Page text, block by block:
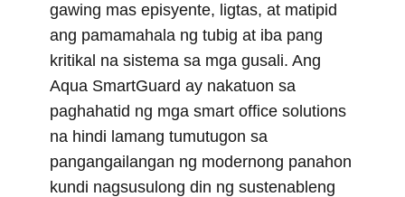
gawing mas episyente, ligtas, at matipid
ang pamamahala ng tubig at iba pang
kritikal na sistema sa mga gusali. Ang
Aqua SmartGuard ay nakatuon sa
paghahatid ng mga smart office solutions
na hindi lamang tumutugon sa
pangangailangan ng modernong panahon
kundi nagsusulong din ng sustenableng